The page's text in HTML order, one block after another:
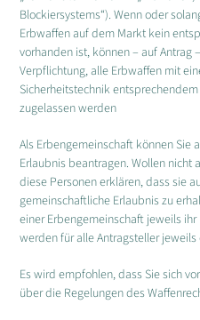
Blockiersystems“). Wenn oder
Erbwaffen auf dem Markt kein
vorhanden ist, können – auf Antrag
Verpflichtung, alle Erbwaffen mit
Sicherheitstechnik
zugelassen werden
Als Erbengemeinschaft können Sie
Erlaubnis beantragen. Wollen nicht
diese Personen erklären, dass sie
gemeinschaftliche Erlaubnis zu
einer Erbengemeinschaft jeweils
werden für alle Antragsteller
Es wird empfohlen, dass Sie sich
über die Regelungen des